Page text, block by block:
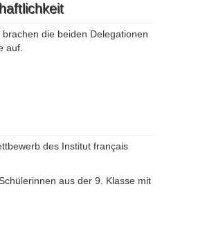
die beiden Delegationen
auf.
des Institut français
aus der 9. Klasse mit